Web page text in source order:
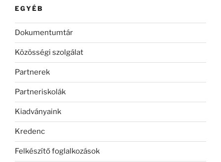
EGYÉB
Dokumentumtár
Közösségi szolgálat
Partnerek
Partneriskolák
Kiadványaink
Kredenc
Felkészítő foglalkozások